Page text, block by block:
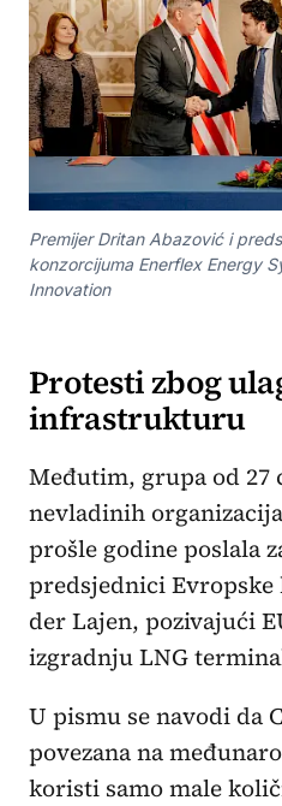
Premijer Dritan Abazović i
konzorcijuma Enerflex Energy
Innovation
Protesti zbog
infrastrukturu
Međutim, grupa od 27
nevladinih
prošle godine poslala
predsjednici
der Lajen, pozivajući
izgradnju LNG
U pismu se navodi da
povezana na
koristi samo male